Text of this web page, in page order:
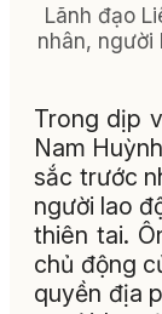
Lãnh đạo
nhân, người
Trong dịp
Nam
sắc trước
người lao
thiên tai.
chủ động
quyền địa